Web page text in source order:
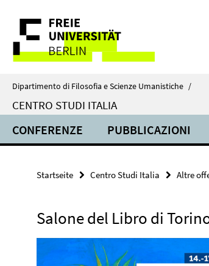
direkt
Inhalt
Service-
Navigation
Dipartimento di Filosofia e Scienze Umanistiche /
CENTRO STUDI ITALIA
CONFERENZE PUBBLICAZIONI
Startseite Centro Studi Italia Altre
Salone del Libro di